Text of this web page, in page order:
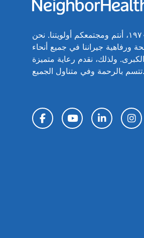
منذ عام ١٩٧٠، أنتم ومجتمعكم أولويتنا. نحن
ورفاهية جيراننا في جميع أنحاء
ولذلك، نقدم رعاية متميزة
تتسم بالرحمة وفي متناول الجميع.
فيسبوكيوتيوب لينكد إن